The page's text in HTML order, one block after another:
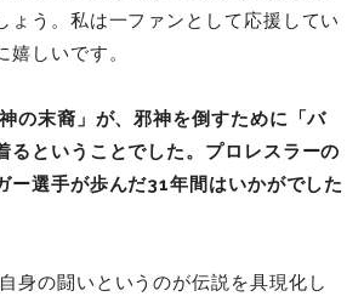
ょう。私は一ファンとして応援してい
嬉しいです。
の末裔」が、邪神を倒すために「バ
るということでした。プロレスラーの
ー選手が歩んだ31年間はいかがでした
身の闘いというのが伝説を具現化し